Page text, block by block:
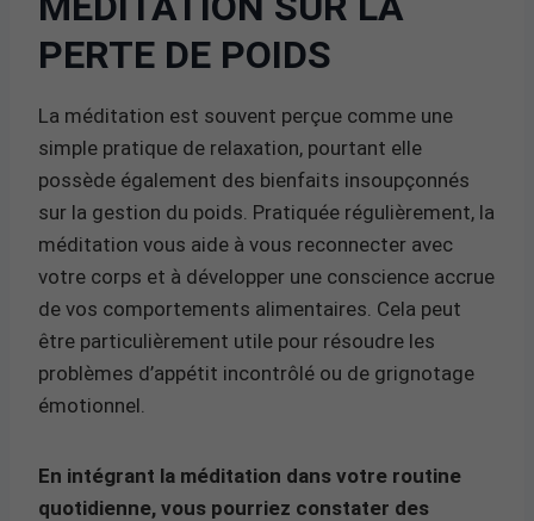
PERTE DE POIDS
La méditation est souvent perçue comme une
simple pratique de relaxation, pourtant elle
possède également des bienfaits insoupçonnés
sur la gestion du poids. Pratiquée régulièrement, la
méditation vous aide à vous reconnecter avec
votre corps et à développer une conscience accrue
de vos comportements alimentaires. Cela peut
être particulièrement utile pour résoudre les
problèmes d’appétit incontrôlé ou de grignotage
émotionnel.
En intégrant la méditation dans votre routine
quotidienne, vous pourriez constater des